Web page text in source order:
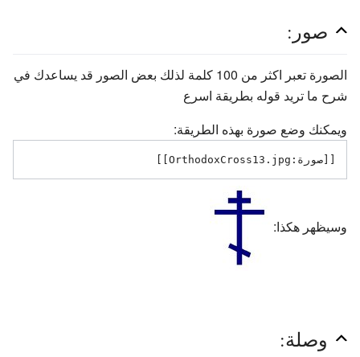
صور:
الصورة تعبر اكثر من 100 كلمة لذلك بعض الصور قد يساعدك في
شرح ما تريد قوله بطريقة اسرع
ويمكنك وضع صورة بهذه الطريقة:
[[صورة:OrthodoxCross13.jpg]]
وسيظهر هكذا:
وصلة: